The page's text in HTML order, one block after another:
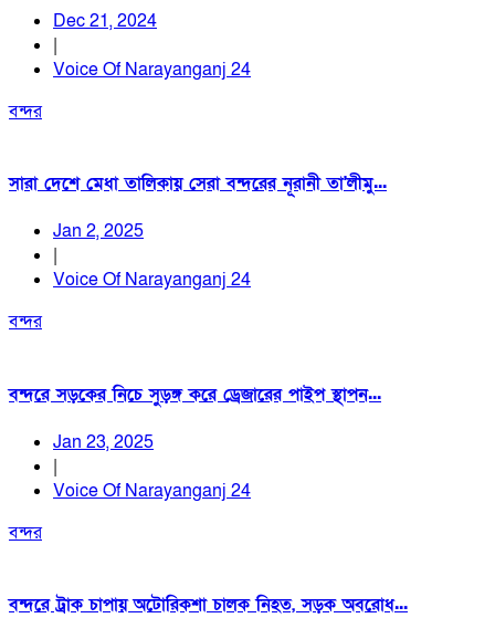
Dec 21, 2024
|
Voice Of Narayanganj 24
বন্দর
সারা দেশে মেধা তালিকায় সেরা বন্দরের নূরানী তা'লীমু...
Jan 2, 2025
|
Voice Of Narayanganj 24
বন্দর
বন্দরে সড়কের নিচে সুড়ঙ্গ করে ড্রেজারের পাইপ স্থাপন...
Jan 23, 2025
|
Voice Of Narayanganj 24
বন্দর
বন্দরে ট্রাক চাপায় অটোরিকশা চালক নিহত, সড়ক অবরোধ...